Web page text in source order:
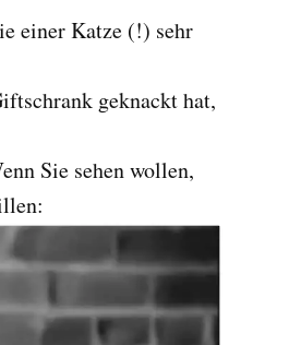
einer Katze (!) sehr
geknackt hat,
Sie sehen wollen,